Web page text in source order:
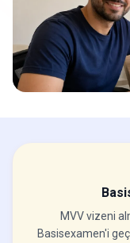
MVV vizeni
Basisexamen'i